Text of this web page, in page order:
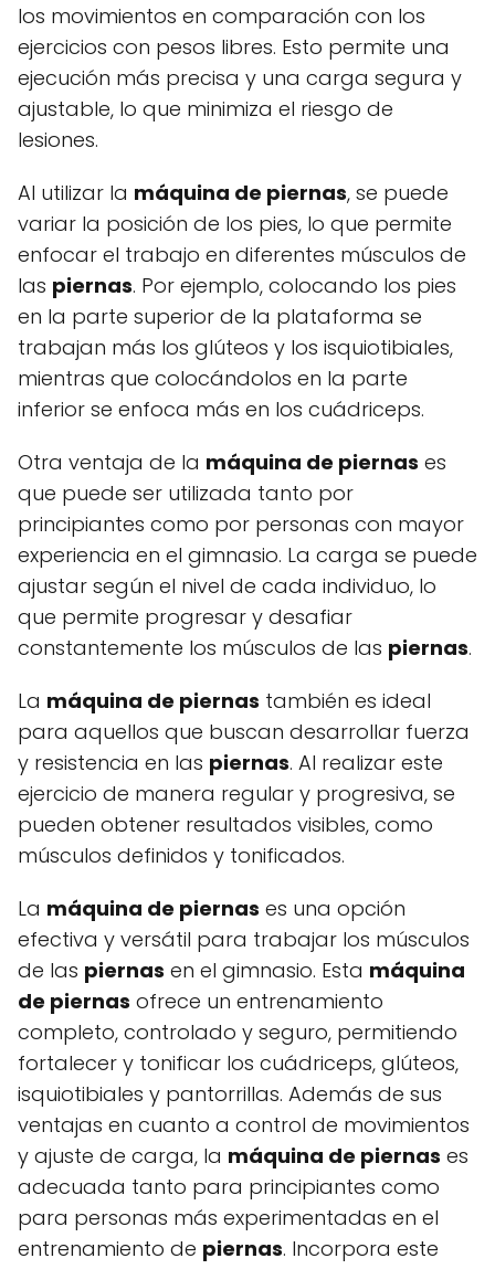
los movimientos en comparación con los
ejercicios con pesos libres. Esto permite una
ejecución más precisa y una carga segura y
ajustable, lo que minimiza el riesgo de
lesiones.
Al utilizar la máquina de piernas, se puede
variar la posición de los pies, lo que permite
enfocar el trabajo en diferentes músculos de
las piernas. Por ejemplo, colocando los pies
en la parte superior de la plataforma se
trabajan más los glúteos y los isquiotibiales,
mientras que colocándolos en la parte
inferior se enfoca más en los cuádriceps.
Otra ventaja de la máquina de piernas es
que puede ser utilizada tanto por
principiantes como por personas con mayor
experiencia en el gimnasio. La carga se puede
ajustar según el nivel de cada individuo, lo
que permite progresar y desafiar
constantemente los músculos de las piernas.
La máquina de piernas también es ideal
para aquellos que buscan desarrollar fuerza
y resistencia en las piernas. Al realizar este
ejercicio de manera regular y progresiva, se
pueden obtener resultados visibles, como
músculos definidos y tonificados.
La máquina de piernas es una opción
efectiva y versátil para trabajar los músculos
de las piernas en el gimnasio. Esta máquina
de piernas ofrece un entrenamiento
completo, controlado y seguro, permitiendo
fortalecer y tonificar los cuádriceps, glúteos,
isquiotibiales y pantorrillas. Además de sus
ventajas en cuanto a control de movimientos
y ajuste de carga, la máquina de piernas es
adecuada tanto para principiantes como
para personas más experimentadas en el
entrenamiento de piernas. Incorpora este